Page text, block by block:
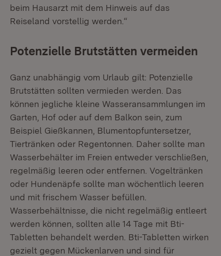
beim Hausarzt mit dem Hinweis auf das
Reiseland vorstellig werden.“
Potenzielle Brutstätten vermeiden
Ganz unabhängig vom Urlaub gilt: Potenzielle
Brutstätten sollten vermieden werden. Das
können jegliche kleine Wasseransammlungen im
Garten, Hof oder auf dem Balkon sein, zum
Beispiel Gießkannen, Blumentopfuntersetzer,
Tiertränken oder Regentonnen. Daher sollte man
Wasserbehälter im Freien entweder verschließen,
regelmäßig leeren oder entfernen. Vogeltränken
oder Hundenäpfe sollte man wöchentlich leeren
und mit frischem Wasser befüllen.
Wasserbehältnisse, die nicht regelmäßig entleert
werden können, sollten alle 14 Tage mit Bti-
Tabletten behandelt werden. Bti-Tabletten wirken
gezielt gegen Mückenlarven und sind für